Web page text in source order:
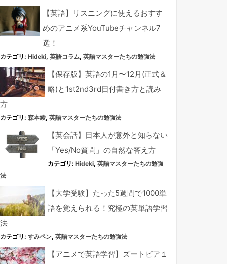
【英語】リスニングに使えるおすす
めのアニメ系YouTubeチャンネル7
選！
カテゴリ: Hideki, 英語コラム, 英語マスターたちの勉強法
【保存版】英語の1月〜12月(正式＆
略)と1st2nd3rd日付書き方と読み
方
カテゴリ: 森本綾, 英語マスターたちの勉強法
【英会話】日本人が意外と知らない
「Yes/No質問」の自然な答え方
カテゴリ: Hideki, 英語マスターたちの勉強
法
【大学受験】たった5週間で1000単
語を覚えられる！究極の英単語学習
法
カテゴリ: すみペン, 英語マスターたちの勉強法
【アニメで英語学習】ズートピア１